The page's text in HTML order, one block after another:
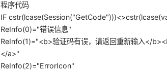
程序代码
IF
ReInfo(0)="错误信息"
ReInfo(1)="<b>验证码有误，请返回重新输入</
</a>"
ReInfo(2)="ErrorIcon"